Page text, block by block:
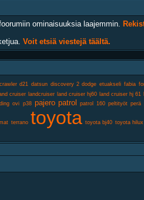
ominaisuuksia laajemmin.
Voit etsiä viestejä täältä.
d21 datsun discovery 2 dodge etuakseli fabia
cruiser landcruiser land cruiser hj60 land cruiser hj 61
ovi p38 pajero patrol patrol 160 peltityöt perä
terrano toyota toyota bj40 toyota hilux